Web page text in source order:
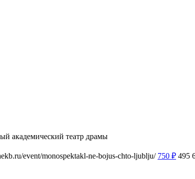
академический театр драмы
event/monospektakl-ne-bojus-chto-ljublju/ 750 ₽ 495